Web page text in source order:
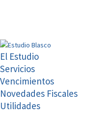
El Estudio
Servicios
Vencimientos
Novedades Fiscales
Utilidades